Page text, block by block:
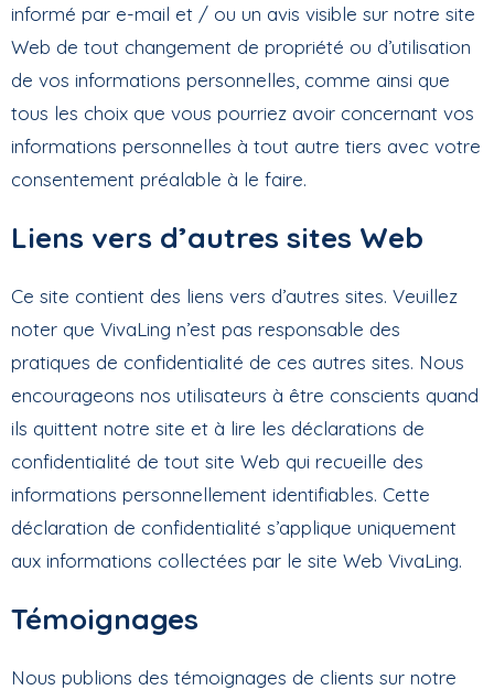
informé par e-mail et / ou un avis visible sur notre site
Web de tout changement de propriété ou d’utilisation
de vos informations personnelles, comme ainsi que
tous les choix que vous pourriez avoir concernant vos
informations personnelles à tout autre tiers avec votre
consentement préalable à le faire.
Liens vers d’autres sites Web
Ce site contient des liens vers d’autres sites. Veuillez
noter que VivaLing n’est pas responsable des
pratiques de confidentialité de ces autres sites. Nous
encourageons nos utilisateurs à être conscients quand
ils quittent notre site et à lire les déclarations de
confidentialité de tout site Web qui recueille des
informations personnellement identifiables. Cette
déclaration de confidentialité s’applique uniquement
aux informations collectées par le site Web VivaLing.
Témoignages
Nous publions des témoignages de clients sur notre